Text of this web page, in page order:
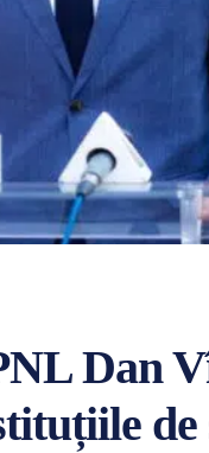
Dan
de